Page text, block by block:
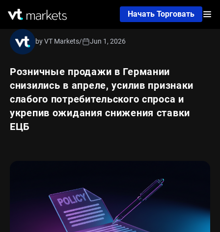
Начать Торговать
Розничные продажи в Германии
снизились в апреле, усилив признаки
слабого потребительского спроса и
укрепив ожидания снижения ставки
ЕЦБ
by VT Markets/ Jun 1, 2026